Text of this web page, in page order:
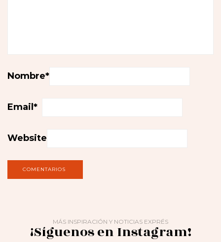
Nombre*
Email *
Website
MÁS INSPIRACIÓN Y NOTICIAS EXPRÉS
¡Síguenos en Instagram!